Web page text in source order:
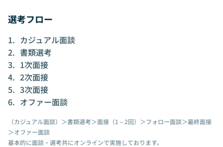
選考フロー
カジュアル面談
書類選考
1次面接
2次面接
3次面接
オファー面談
（カジュアル面談）＞書類選考＞面接（1～2回）＞フォロー面談＞最終面接
＞オファー面談
基本的に面談・選考共にオンラインで実施しております。